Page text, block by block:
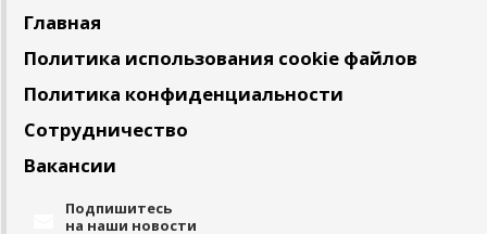
Главная
Политика использования cookie файлов
Политика конфиденциальности
Сотрудничество
Вакансии
Подпишитесь
на наши новости